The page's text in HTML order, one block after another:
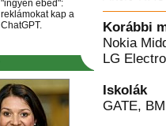
"ingyen ebéd":
reklámokat kap a
ChatGPT.
Korábbi
Nokia
LG
Iskolák
GATE,